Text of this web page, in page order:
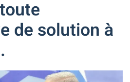
de solution à